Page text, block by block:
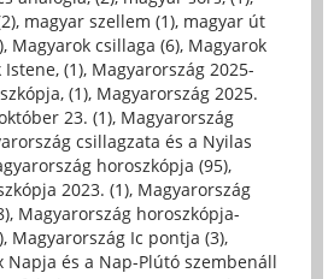
, magyar szellem (1), magyar út
, Magyarok csillaga (6), Magyarok
(1), Magyarország 2025-
(1), Magyarország 2025.
23. (1), Magyarország
csillagzata és a Nyilas
horoszkópja (95),
2023. (1), Magyarország
, Magyarország horoszkópja-
, Magyarország Ic pontja (3),
Napja és a Nap-Plútó szembenáll